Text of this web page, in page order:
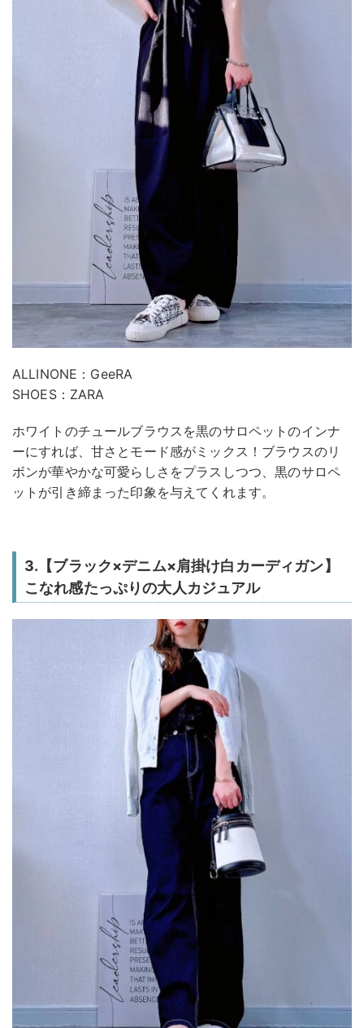
ALLINONE：GeeRA
SHOES：ZARA
ホワイトのチュールブラウスを黒のサロペットのインナ
ーにすれば、甘さとモード感がミックス！ブラウスのリ
ボンが華やかな可愛らしさをプラスしつつ、黒のサロペ
ットが引き締まった印象を与えてくれます。
3.【ブラック×デニム×肩掛け白カーディガン】
こなれ感たっぷりの大人カジュアル